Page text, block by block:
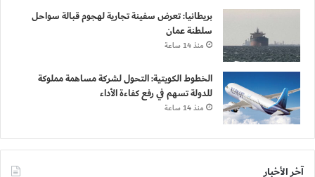
بريطانيا: تعرض سفينة تجارية لهجوم قبالة سواحل
سلطنة عمان
منذ 14 ساعة
الخطوط الكويتية: التحول لشركة مساهمة مملوكة
للدولة تسهم في رفع كفاءة الأداء
منذ 14 ساعة
آخر الأخبار